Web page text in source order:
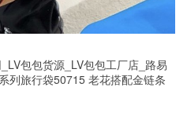
包包货源_LV包包工厂店_路易
列旅行袋50715 老花搭配金链条